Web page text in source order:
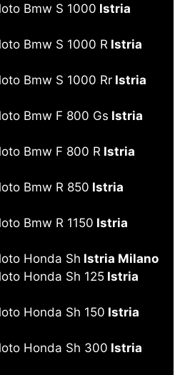
Bmw S 1000 Istria
Bmw S 1000 R Istria
Bmw S 1000 Rr Istria
Bmw F 800 Gs Istria
Bmw F 800 R Istria
Bmw R 850 Istria
Bmw R 1150 Istria
Honda Sh Istria Milano
Honda Sh 125 Istria
Honda Sh 150 Istria
Honda Sh 300 Istria